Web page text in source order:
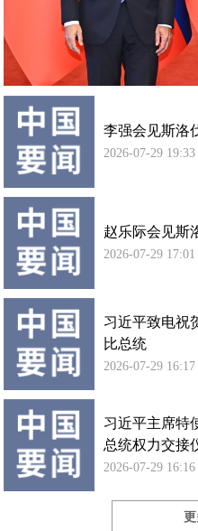
尼
会
谈
李强会见斯洛
2026-07-29 19:33
赵乐际会见斯
2026-07-29 17:01
习近平致电祝
比总统
2026-07-29 16:17
习近平主席特
总统权力交接
2026-07-29 16:16